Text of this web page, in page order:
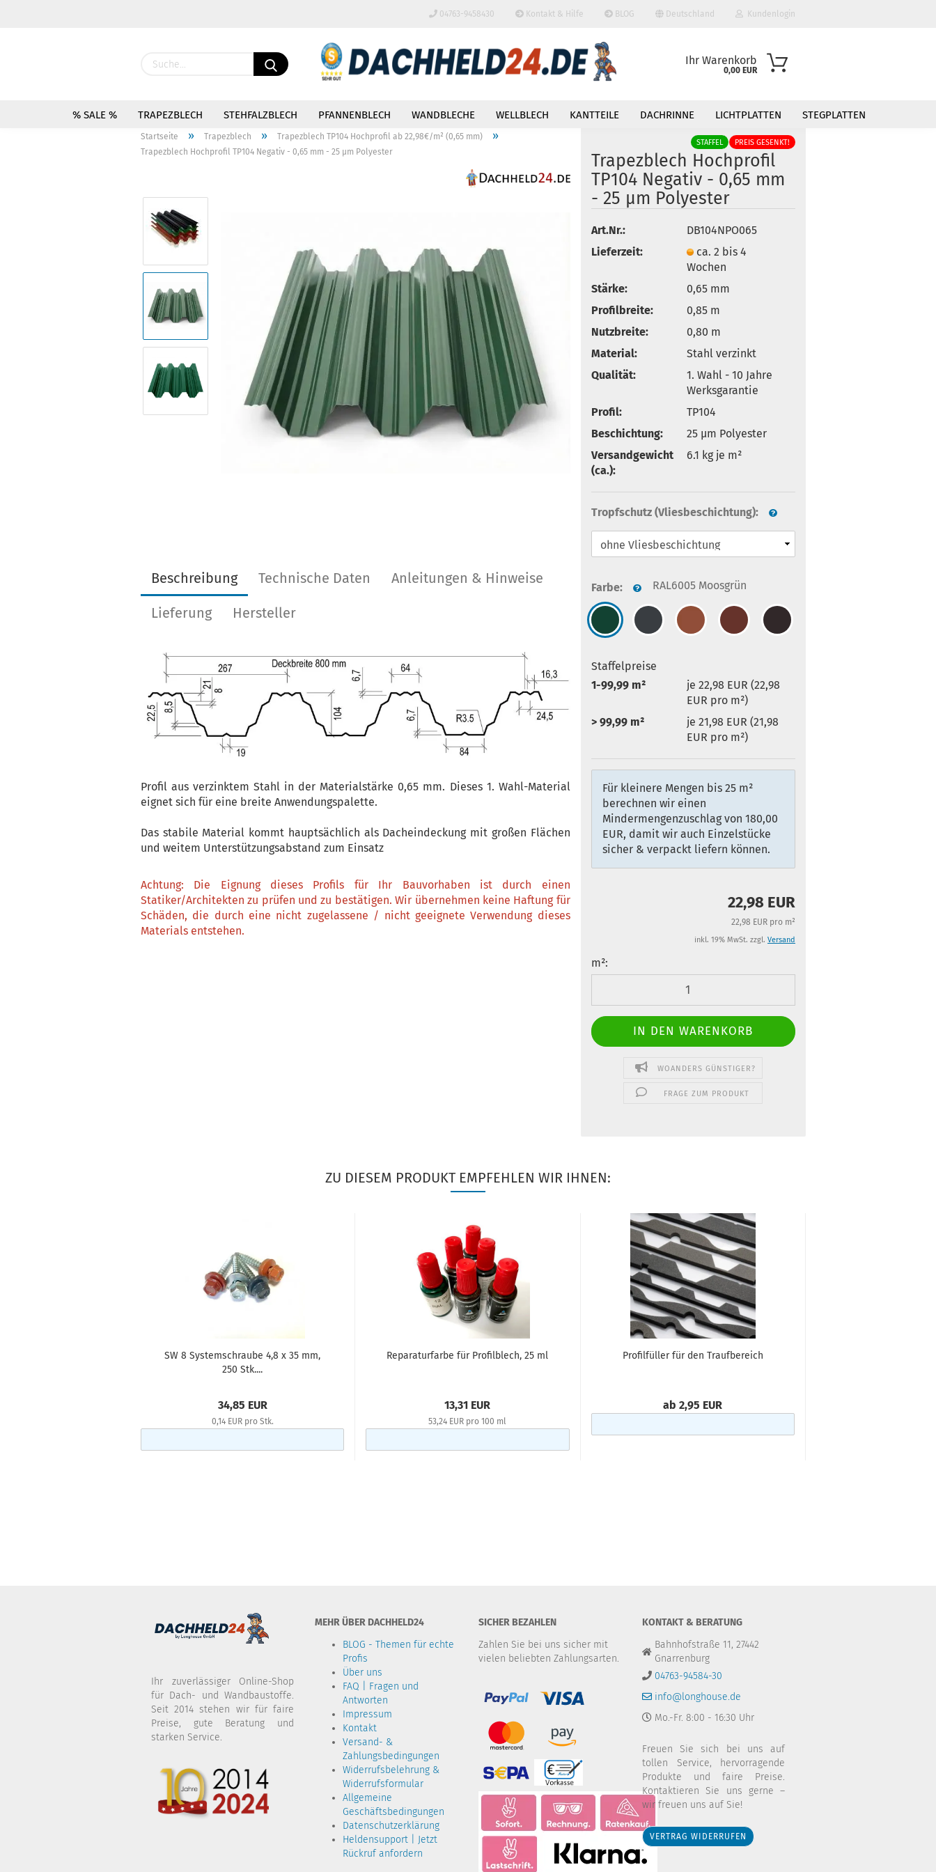
04763-9458430 Kontakt & Hilfe BLOG Deutschland
Lieferland
Kundenlogin
Konto erstellen
Passwort vergessen?
Ihr Warenkorb
0,00 EUR
% SALE % TRAPEZBLECH STEHFALZBLECH PFANNENBLECH WANDBLECHE WELLBLECH KANTTEILE DACHRINNE LICHTPLATTEN STEGPLATTEN
Startseite » Trapezblech » Trapezblech TP104 Hochprofil ab 22,98€/m² (0,65 mm) »
Trapezblech Hochprofil TP104 Negativ - 0,65 mm - 25 µm Polyester
STAFFEL PREIS GESENKT!
Trapezblech Hochprofil
TP104 Negativ - 0,65 mm
- 25 µm Polyester
Art.Nr.:
DB104NPO065
Lieferzeit:
ca. 2 bis 4
Wochen
Stärke:
0,65 mm
Profilbreite:
0,85 m
Nutzbreite:
0,80 m
Material:
Stahl verzinkt
Qualität:
1. Wahl - 10 Jahre
Werksgarantie
Profil:
TP104
Beschichtung:
25 µm Polyester
Versandgewicht
(ca.):
6.1 kg je m²
Tropfschutz (Vliesbeschichtung):
Farbe: RAL6005 Moosgrün
Staffelpreise
1-99,99 m²
je 22,98 EUR (22,98
EUR pro m²)
> 99,99 m²
je 21,98 EUR (21,98
EUR pro m²)
Für kleinere Mengen bis 25 m²
berechnen wir einen
Mindermengenzuschlag von 180,00
EUR, damit wir auch Einzelstücke
sicher & verpackt liefern können.
22,98 EUR
22,98 EUR pro m²
inkl. 19% MwSt. zzgl. Versand
m²:
WOANDERS GÜNSTIGER?
FRAGE ZUM PRODUKT
Beschreibung Technische Daten Anleitungen & Hinweise
Lieferung Hersteller
Profil aus verzinktem Stahl in der Materialstärke 0,65 mm. Dieses 1. Wahl-Material
eignet sich für eine breite Anwendungspalette.
Das stabile Material kommt hauptsächlich als Dacheindeckung mit großen Flächen
und weitem Unterstützungsabstand zum Einsatz
Achtung: Die Eignung dieses Profils für Ihr Bauvorhaben ist durch einen
Statiker/Architekten zu prüfen und zu bestätigen. Wir übernehmen keine Haftung für
Schäden, die durch eine nicht zugelassene / nicht geeignete Verwendung dieses
Materials entstehen.
ZU DIESEM PRODUKT EMPFEHLEN WIR IHNEN:
SW 8 Systemschraube 4,8 x 35 mm,
250 Stk....
34,85 EUR
0,14 EUR pro Stk.
Reparaturfarbe für Profilblech, 25 ml
13,31 EUR
53,24 EUR pro 100 ml
Profilfüller für den Traufbereich
ab 2,95 EUR
Ihr zuverlässiger Online-Shop
für Dach- und Wandbaustoffe.
Seit 2014 stehen wir für faire
Preise, gute Beratung und
starken Service.
MEHR ÜBER DACHHELD24
BLOG - Themen für echte
Profis
Über uns
FAQ | Fragen und
Antworten
Impressum
Kontakt
Versand- &
Zahlungsbedingungen
Widerrufsbelehrung &
Widerrufsformular
Allgemeine
Geschäftsbedingungen
Datenschutzerklärung
Heldensupport | Jetzt
Rückruf anfordern
SICHER BEZAHLEN
Zahlen Sie bei uns sicher mit
vielen beliebten Zahlungsarten.
KONTAKT & BERATUNG
Bahnhofstraße 11, 27442
Gnarrenburg
04763-94584-30
info@longhouse.de
Mo.-Fr. 8:00 - 16:30 Uhr
Freuen Sie sich bei uns auf
tollen Service, hervorragende
Produkte und faire Preise.
Kontaktieren Sie uns gerne –
wir freuen uns auf Sie!
VERTRAG WIDERRUFEN